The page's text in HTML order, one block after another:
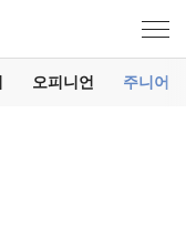
오피니언 주니어